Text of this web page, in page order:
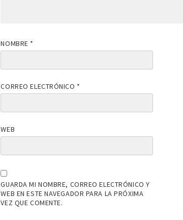
NOMBRE *
CORREO ELECTRÓNICO *
WEB
GUARDA MI NOMBRE, CORREO ELECTRÓNICO Y
WEB EN ESTE NAVEGADOR PARA LA PRÓXIMA
VEZ QUE COMENTE.